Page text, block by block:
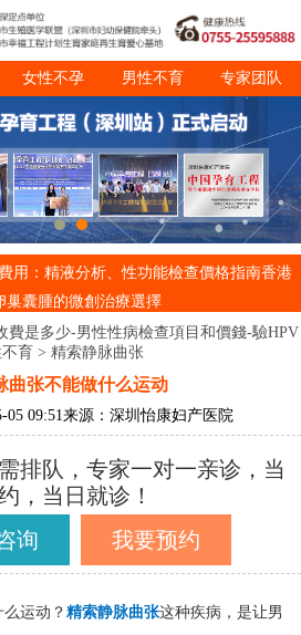
女性不孕 男性不育 专家团队
用：精液分析、性功能檢查價格指南香港
巢囊腫的微創治療選擇
費是多少-男性性病檢查項目和價錢-驗HPV
育 > 精索静脉曲张
曲张不能做什么运动
05 09:51来源：深圳怡康妇产医院
排队，专家一对一亲诊，当
，当日就诊！
询
我要预约
运动？ 精索静脉曲张这种疾病，是让男